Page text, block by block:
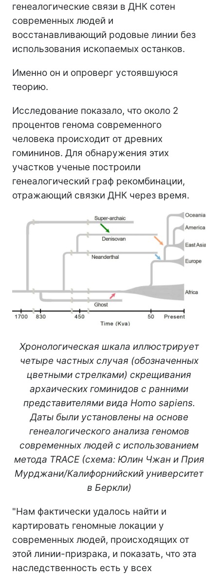
генеалогические связи в ДНК сотен
современных людей и
восстанавливающий родовые линии без
использования ископаемых останков.
Именно он и опроверг устоявшуюся
теорию.
Исследование показало, что около 2
процентов генома современного
человека происходит от древних
гомининов. Для обнаружения этих
участков ученые построили
генеалогический граф рекомбинации,
отражающий связки ДНК через время.
Хронологическая шкала иллюстрирует
четыре частных случая (обозначенных
цветными стрелками) скрещивания
архаических гоминидов с ранними
представителями вида Homo sapiens.
Даты были установлены на основе
генеалогического анализа геномов
современных людей с использованием
метода TRACE (схема: Юлин Чжан и Прия
Мурджани/Калифорнийский университет
в Беркли)
"Нам фактически удалось найти и
картировать геномные локации у
современных людей, происходящих от
этой линии-призрака, и показать, что эта
наследственность есть у всех